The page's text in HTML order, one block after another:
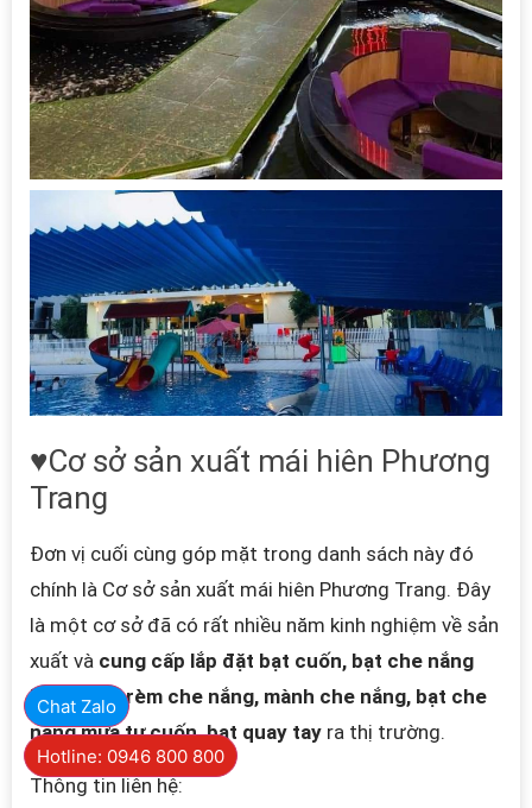
♥Cơ sở sản xuất mái hiên Phương
Trang
Đơn vị cuối cùng góp mặt trong danh sách này đó
chính là Cơ sở sản xuất mái hiên Phương Trang. Đây
là một cơ sở đã có rất nhiều năm kinh nghiệm về sản
xuất và cung cấp lắp đặt bạt cuốn, bạt che nắng
ban công, rèm che nắng, mành che nắng, bạt che
nắng mưa tự cuốn, bạt quay tay ra thị trường.
Thông tin liên hệ:
Chat Zalo
Hotline: 0946 800 800